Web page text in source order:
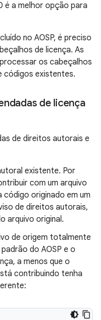
é a melhor opção para
no AOSP, é preciso
de licença. As
os cabeçalhos
códigos existentes.
de licença
de direitos autorais e
existente. Por
com um arquivo
código originado em um
de direitos autorais,
arquivo original.
de origem totalmente
do AOSP e o
a menos que o
contribuindo tenha